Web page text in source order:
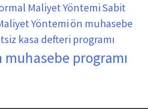
Maliyet YöntemiSabit
Yöntemiön muhasebe
kasa defteri programı
programı